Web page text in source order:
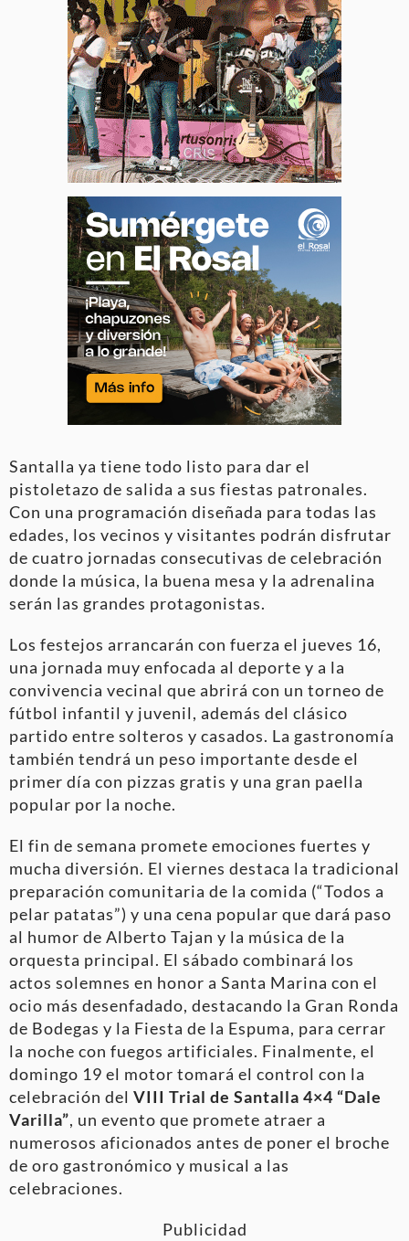
Santalla ya tiene todo listo para dar el
pistoletazo de salida a sus fiestas patronales.
Con una programación diseñada para todas las
edades, los vecinos y visitantes podrán disfrutar
de cuatro jornadas consecutivas de celebración
donde la música, la buena mesa y la adrenalina
serán las grandes protagonistas.
Los festejos arrancarán con fuerza el jueves 16,
una jornada muy enfocada al deporte y a la
convivencia vecinal que abrirá con un torneo de
fútbol infantil y juvenil, además del clásico
partido entre solteros y casados. La gastronomía
también tendrá un peso importante desde el
primer día con pizzas gratis y una gran paella
popular por la noche.
El fin de semana promete emociones fuertes y
mucha diversión. El viernes destaca la tradicional
preparación comunitaria de la comida (“Todos a
pelar patatas”) y una cena popular que dará paso
al humor de Alberto Tajan y la música de la
orquesta principal. El sábado combinará los
actos solemnes en honor a Santa Marina con el
ocio más desenfadado, destacando la Gran Ronda
de Bodegas y la Fiesta de la Espuma, para cerrar
la noche con fuegos artificiales. Finalmente, el
domingo 19 el motor tomará el control con la
celebración del VIII Trial de Santalla 4×4 “Dale
Varilla”, un evento que promete atraer a
numerosos aficionados antes de poner el broche
de oro gastronómico y musical a las
celebraciones.
Publicidad